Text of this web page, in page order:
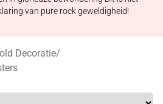
van pure rock geweldigheid!
Decoratie/